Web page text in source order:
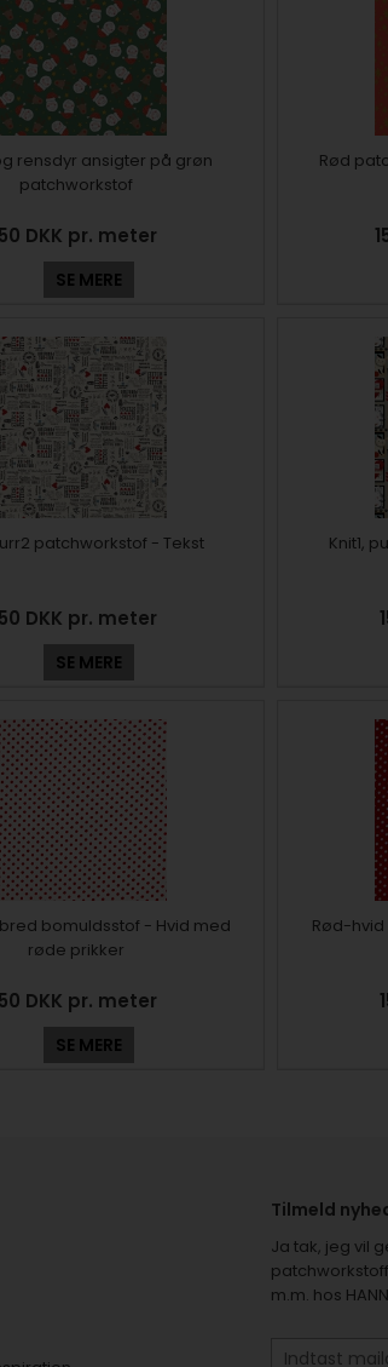
rensdyr ansigter på grøn
patchworkstof
DKK pr. meter
SE MERE
Rød
patchworkstof - Tekst
DKK pr. meter
SE MERE
Knit1,
bomuldsstof - Hvid med
røde prikker
DKK pr. meter
SE MERE
Rød-
Tilmeld
Ja tak, jeg vil
m.m. hos